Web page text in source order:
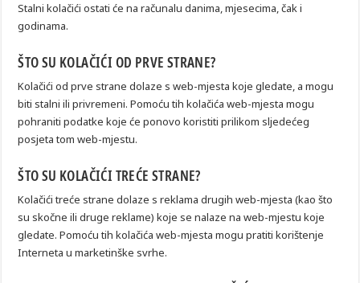
Stalni kolačići ostati će na računalu danima, mjesecima, čak i
godinama.
ŠTO SU KOLAČIĆI OD PRVE STRANE?
Kolačići od prve strane dolaze s web-mjesta koje gledate, a mogu
biti stalni ili privremeni. Pomoću tih kolačića web-mjesta mogu
pohraniti podatke koje će ponovo koristiti prilikom sljedećeg
posjeta tom web-mjestu.
ŠTO SU KOLAČIĆI TREĆE STRANE?
Kolačići treće strane dolaze s reklama drugih web-mjesta (kao što
su skočne ili druge reklame) koje se nalaze na web-mjestu koje
gledate. Pomoću tih kolačića web-mjesta mogu pratiti korištenje
Interneta u marketinške svrhe.